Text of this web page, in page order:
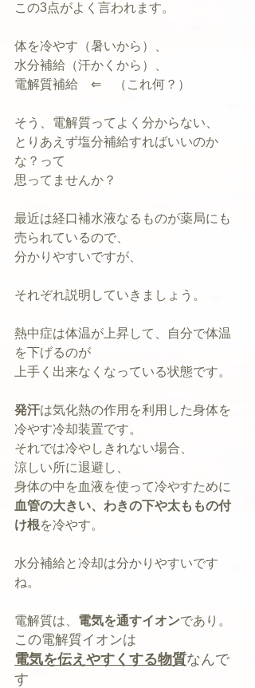
この3点がよく言われます。
体を冷やす（暑いから）、
水分補給（汗かくから）、
電解質補給　⇐　（これ何？）
そう、電解質ってよく分からない、
とりあえず塩分補給すればいいのか
な？って
思ってませんか？
最近は経口補水液なるものが薬局にも
売られているので、
分かりやすいですが、
それぞれ説明していきましょう。
熱中症は体温が上昇して、自分で体温
を下げるのが
上手く出来なくなっている状態です。
発汗は気化熱の作用を利用した身体を
冷やす冷却装置です。
それでは冷やしきれない場合、
涼しい所に退避し、
身体の中を血液を使って冷やすために
血管の大きい、わきの下や太ももの付
け根を冷やす。
水分補給と冷却は分かりやすいです
ね。
電解質は、 電気を通すイオンであり。
この電解質イオンは
電気を伝えやすくする物質なんで
す